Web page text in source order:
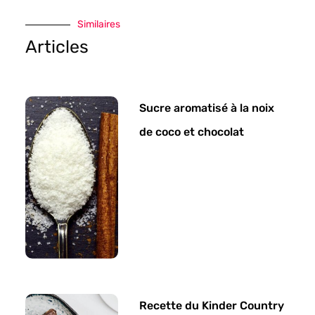
Similaires
Articles
Sucre aromatisé à la noix
de coco et chocolat
Recette du Kinder Country